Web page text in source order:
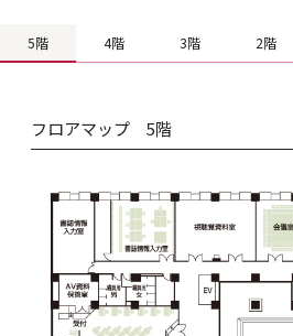
5階 4階 3階 2階
フロアマップ 5階